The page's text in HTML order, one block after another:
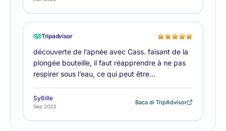
Tripadvisor
découverte de l’apnée avec Cass. faisant de la
plongée bouteille, il faut réapprendre à ne pas
respirer sous l’eau, ce qui peut être…
Sy6ille
Sep 2023
Baca di TripAdvisor